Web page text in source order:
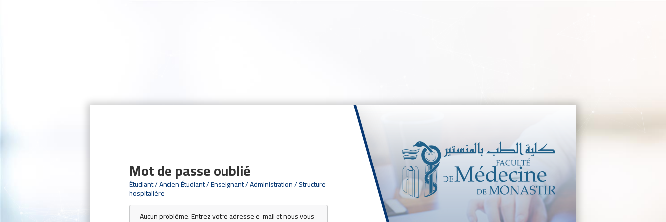
Mot de passe oublié
Étudiant / Ancien Étudiant / Enseignant / Administration / Structure
hospitalière
Aucun problème. Entrez votre adresse e-mail et nous vous